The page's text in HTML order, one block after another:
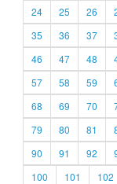
24
25 26
35
36 37
46
47 48
57
58 59
68
69 70
79
80 81
90
91 92
100
101 102